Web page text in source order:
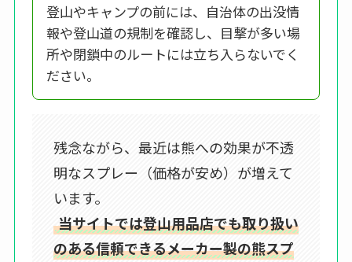
登山やキャンプの前には、自治体の出没情
報や登山道の規制を確認し、目撃が多い場
所や閉鎖中のルートには立ち入らないでく
ださい。
残念ながら、最近は熊への効果が不透
明なスプレー（価格が安め）が増えて
います。
当サイトでは登山用品店でも取り扱い
のある信頼できるメーカー製の熊スプ